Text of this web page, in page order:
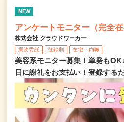
NEW
アンケートモニター（完全在
株式会社 クラウドワーカー
業務委託 登録制 在宅・内職
美容系モニター募集！単発も
日に謝礼をお支払い！登録する